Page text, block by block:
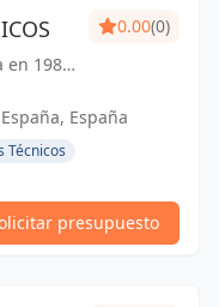
en 1989,
0.00(0)
España
Técnicos
presupuesto